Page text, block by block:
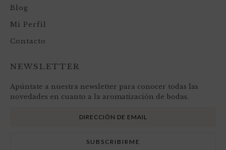
Blog
Mi Perfil
Contacto
NEWSLETTER
Apúntate a nuestra newsletter para conocer todas las
novedades en cuanto a la aromatización de bodas.